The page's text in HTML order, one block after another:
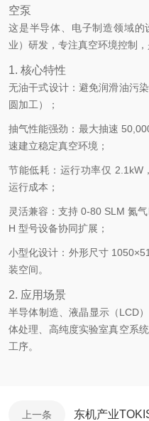
空泵
这是半导体、电子制造领域的
业）研发，专注真空环境控制，
1. 核心特性
无油干式设计：避免润滑油污
圆加工）；
抽气性能强劲：最大抽速
速建立稳定真空环境；
节能低耗：运行功率仅 2.1kW
运行成本；
灵活兼容：支持 0-80 SLM 氮
H 型号设备协同扩展；
小型化设计：外形尺寸
装空间。
2. 应用场景
半导体制造、液晶显示（LCD
体处理、高纯度实验室真空系
工序。
上一条 东机产业